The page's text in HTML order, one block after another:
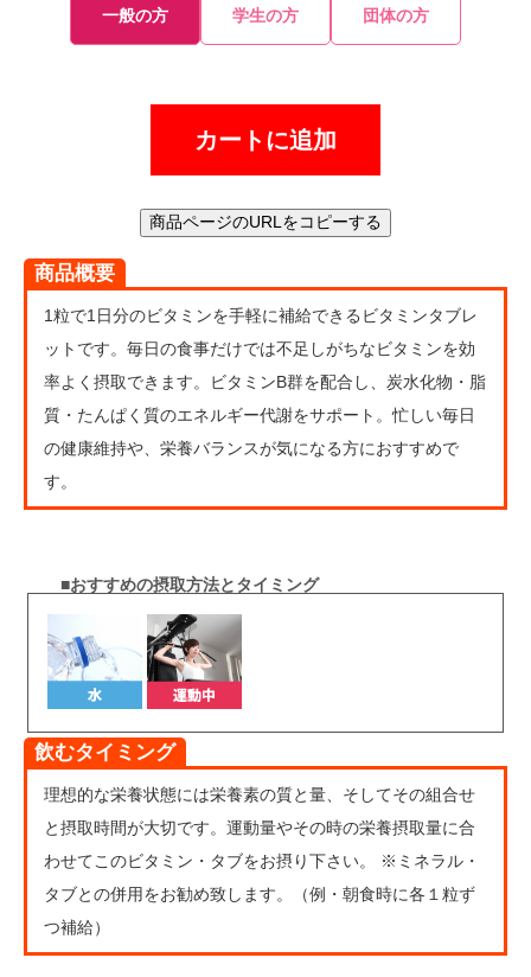
一般の方 学生の方 団体の方
カートに追加
商品ページのURLをコピーする
商品概要
1粒で1日分のビタミンを手軽に補給できるビタミンタブレ
ットです。毎日の食事だけでは不足しがちなビタミンを効
率よく摂取できます。ビタミンB群を配合し、炭水化物・脂
質・たんぱく質のエネルギー代謝をサポート。忙しい毎日
の健康維持や、栄養バランスが気になる方におすすめで
す。
■おすすめの摂取方法とタイミング
飲むタイミング
理想的な栄養状態には栄養素の質と量、そしてその組合せ
と摂取時間が大切です。運動量やその時の栄養摂取量に合
わせてこのビタミン・タブをお摂り下さい。 ※ミネラル・
タブとの併用をお勧め致します。（例・朝食時に各１粒ず
つ補給）